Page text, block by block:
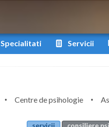
Specialitati Servicii
Centre de psihologie
servicii consiliere